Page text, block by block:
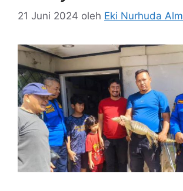
21 Juni 2024 oleh Eki Nurhuda